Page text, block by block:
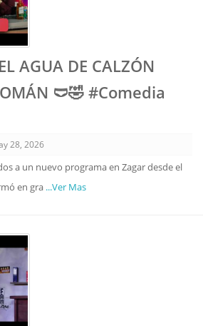
AGUA DE CALZÓN
🩲🤣 #Comedia
28, 2026
a un nuevo programa en Zagar desde el
en gra ...Ver Mas